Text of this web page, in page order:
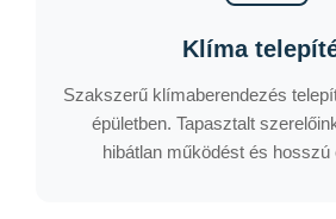
Klíma
Szakszerű klímaberendezés
épületben. Tapasztalt
hibátlan működést és hosszú